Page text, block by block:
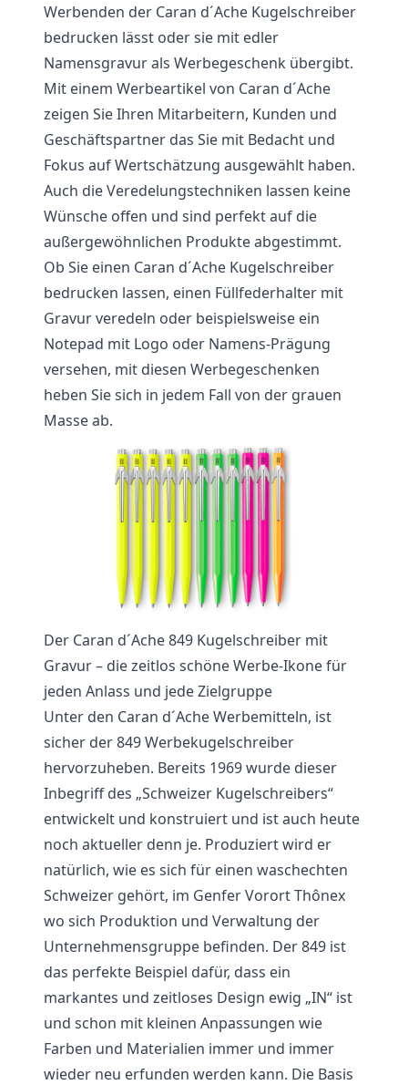
Werbenden der Caran d´Ache Kugelschreiber
bedrucken lässt oder sie mit edler
Namensgravur als Werbegeschenk übergibt.
Mit einem Werbeartikel von Caran d´Ache
zeigen Sie Ihren Mitarbeitern, Kunden und
Geschäftspartner das Sie mit Bedacht und
Fokus auf Wertschätzung ausgewählt haben.
Auch die Veredelungstechniken lassen keine
Wünsche offen und sind perfekt auf die
außergewöhnlichen Produkte abgestimmt.
Ob Sie einen Caran d´Ache Kugelschreiber
bedrucken lassen, einen Füllfederhalter mit
Gravur veredeln oder beispielsweise ein
Notepad mit Logo oder Namens-Prägung
versehen, mit diesen Werbegeschenken
heben Sie sich in jedem Fall von der grauen
Masse ab.
Der Caran d´Ache 849 Kugelschreiber mit
Gravur – die zeitlos schöne Werbe-Ikone für
jeden Anlass und jede Zielgruppe
Unter den Caran d´Ache Werbemitteln, ist
sicher der 849 Werbekugelschreiber
hervorzuheben. Bereits 1969 wurde dieser
Inbegriff des „Schweizer Kugelschreibers“
entwickelt und konstruiert und ist auch heute
noch aktueller denn je. Produziert wird er
natürlich, wie es sich für einen waschechten
Schweizer gehört, im Genfer Vorort Thônex
wo sich Produktion und Verwaltung der
Unternehmensgruppe befinden. Der 849 ist
das perfekte Beispiel dafür, dass ein
markantes und zeitloses Design ewig „IN“ ist
und schon mit kleinen Anpassungen wie
Farben und Materialien immer und immer
wieder neu erfunden werden kann. Die Basis